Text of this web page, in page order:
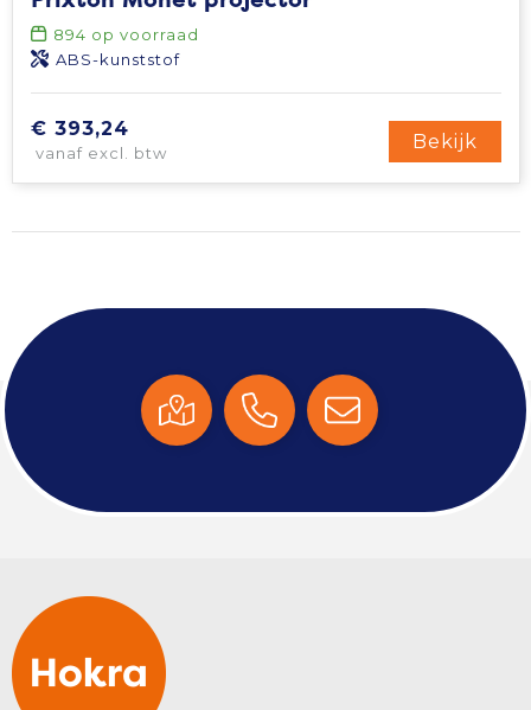
894 op voorraad
ABS-kunststof
€ 393,24
vanaf excl. btw
Bekijk